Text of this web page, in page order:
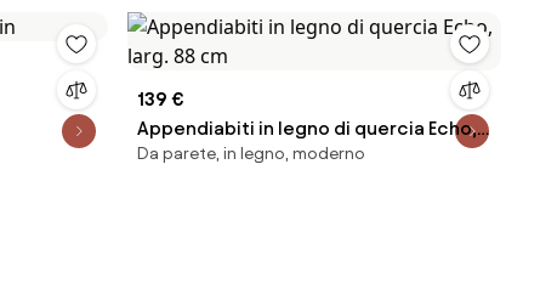
139 €
Appendiabiti in legno di quercia Echo,
larg. 88 cm
Da parete, in legno, moderno